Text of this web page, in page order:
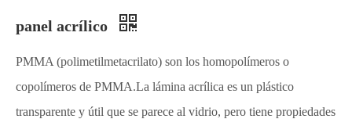
panel acrílico
PMMA (polimetilmetacrilato) son los homopolímeros o
copolímeros de PMMA.La lámina acrílica es un plástico
transparente y útil que se parece al vidrio, pero tiene propiedades